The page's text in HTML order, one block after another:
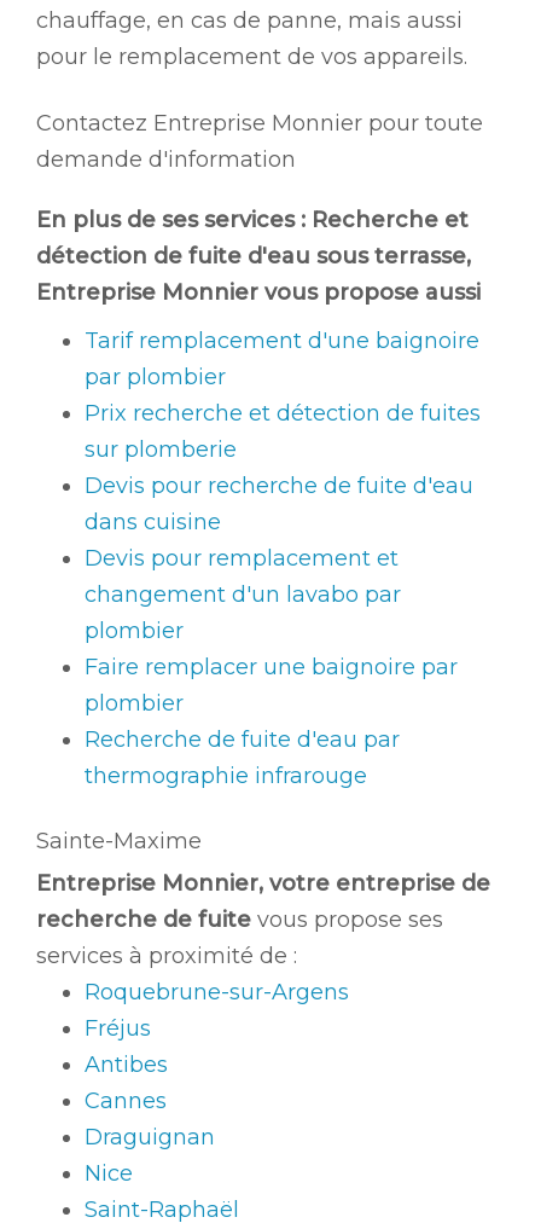
chauffage, en cas de panne, mais aussi
pour le remplacement de vos appareils.
Contactez Entreprise Monnier pour toute
demande d'information
En plus de ses services : Recherche et
détection de fuite d'eau sous terrasse,
Entreprise Monnier vous propose aussi
Tarif remplacement d'une baignoire
par plombier
Prix recherche et détection de fuites
sur plomberie
Devis pour recherche de fuite d'eau
dans cuisine
Devis pour remplacement et
changement d'un lavabo par
plombier
Faire remplacer une baignoire par
plombier
Recherche de fuite d'eau par
thermographie infrarouge
Sainte-Maxime
Entreprise Monnier, votre entreprise de
recherche de fuite vous propose ses
services à proximité de :
Roquebrune-sur-Argens
Fréjus
Antibes
Cannes
Draguignan
Nice
Saint-Raphaël